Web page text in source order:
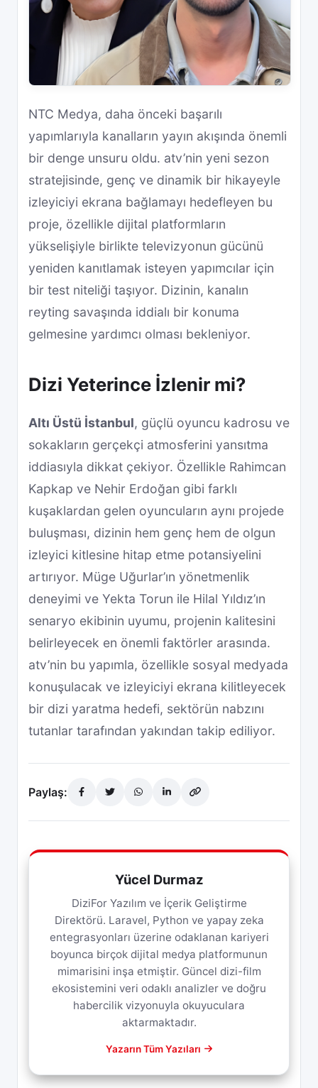
NTC Medya, daha önceki başarılı
yapımlarıyla kanalların yayın akışında önemli
bir denge unsuru oldu. atv’nin yeni sezon
stratejisinde, genç ve dinamik bir hikayeyle
izleyiciyi ekrana bağlamayı hedefleyen bu
proje, özellikle dijital platformların
yükselişiyle birlikte televizyonun gücünü
yeniden kanıtlamak isteyen yapımcılar için
bir test niteliği taşıyor. Dizinin, kanalın
reyting savaşında iddialı bir konuma
gelmesine yardımcı olması bekleniyor.
Dizi Yeterince İzlenir mi?
Altı Üstü İstanbul, güçlü oyuncu kadrosu ve
sokakların gerçekçi atmosferini yansıtma
iddiasıyla dikkat çekiyor. Özellikle Rahimcan
Kapkap ve Nehir Erdoğan gibi farklı
kuşaklardan gelen oyuncuların aynı projede
buluşması, dizinin hem genç hem de olgun
izleyici kitlesine hitap etme potansiyelini
artırıyor. Müge Uğurlar’ın yönetmenlik
deneyimi ve Yekta Torun ile Hilal Yıldız’ın
senaryo ekibinin uyumu, projenin kalitesini
belirleyecek en önemli faktörler arasında.
atv’nin bu yapımla, özellikle sosyal medyada
konuşulacak ve izleyiciyi ekrana kilitleyecek
bir dizi yaratma hedefi, sektörün nabzını
tutanlar tarafından yakından takip ediliyor.
Paylaş:
Yücel Durmaz
DiziFor Yazılım ve İçerik Geliştirme
Direktörü. Laravel, Python ve yapay zeka
entegrasyonları üzerine odaklanan kariyeri
boyunca birçok dijital medya platformunun
mimarisini inşa etmiştir. Güncel dizi-film
ekosistemini veri odaklı analizler ve doğru
habercilik vizyonuyla okuyuculara
aktarmaktadır.
Yazarın Tüm Yazıları